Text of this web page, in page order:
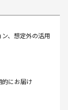
、想定外の活用
にお届け